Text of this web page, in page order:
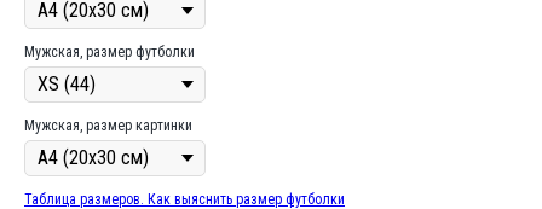
Мужская, размер футболки
Мужская, размер картинки
Таблица размеров. Как выяснить размер футболки